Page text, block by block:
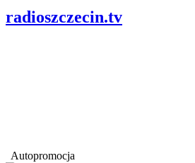
radioszczecin.tv
Autopromocja